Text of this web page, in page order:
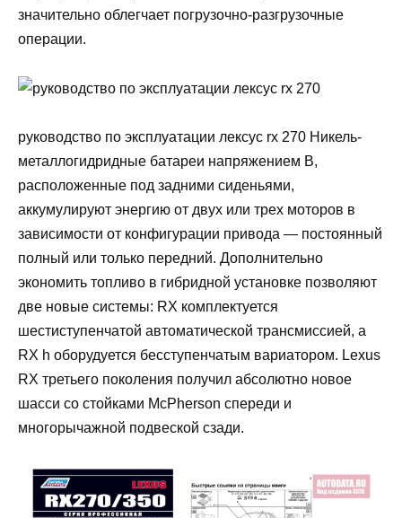
значительно облегчает погрузочно-разгрузочные
операции.
руководство по эксплуатации лексус rx 270 Никель-
металлогидридные батареи напряжением В,
расположенные под задними сиденьями,
аккумулируют энергию от двух или трех моторов в
зависимости от конфигурации привода — постоянный
полный или только передний. Дополнительно
экономить топливо в гибридной установке позволяют
две новые системы: RX комплектуется
шестиступенчатой автоматической трансмиссией, a
RX h оборудуется бесступенчатым вариатором. Lexus
RX третьего поколения получил абсолютно новое
шасси со стойками McPherson спереди и
многорычажной подвеской сзади.